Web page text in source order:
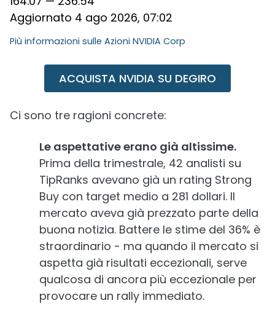
Aggiornato 4 ago 2026, 07:02
Più informazioni sulle Azioni NVIDIA Corp
ACQUISTA NVIDIA SU DEGIRO
Ci sono tre ragioni concrete:
Le aspettative erano già altissime.
Prima della trimestrale, 42 analisti su
TipRanks avevano già un rating Strong
Buy con target medio a 281 dollari. Il
mercato aveva già prezzato parte della
buona notizia. Battere le stime del 36% è
straordinario - ma quando il mercato si
aspetta già risultati eccezionali, serve
qualcosa di ancora più eccezionale per
provocare un rally immediato.